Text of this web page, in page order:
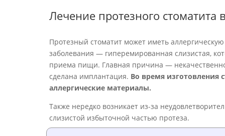
Лечение протезного стоматита
Протезный стоматит может иметь
заболевания — гиперемированная слизистая,
приема пищи. Главная причина —
сделана имплантация. Во время изготовления
аллергические материалы.
Также нередко возникает из-за
слизистой избыточной частью протеза.